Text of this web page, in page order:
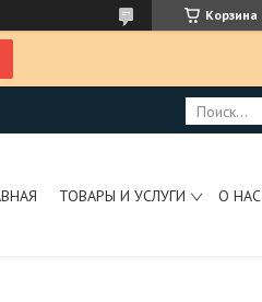
Корзина
ТОВАРЫ И УСЛУГИ О НАС